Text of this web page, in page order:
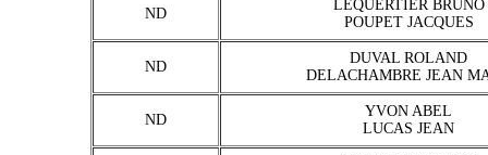
ND
LEQUERTIER BRUNO
POUPET JACQUES
ND
DUVAL ROLAND
DELACHAMBRE JEAN
ND
YVON ABEL
LUCAS JEAN